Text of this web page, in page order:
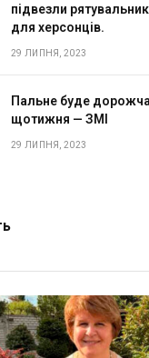
підвезли
для херсонців.
29 ЛИПНЯ, 2023
Пальне буде
щотижня — ЗМІ
29 ЛИПНЯ, 2023